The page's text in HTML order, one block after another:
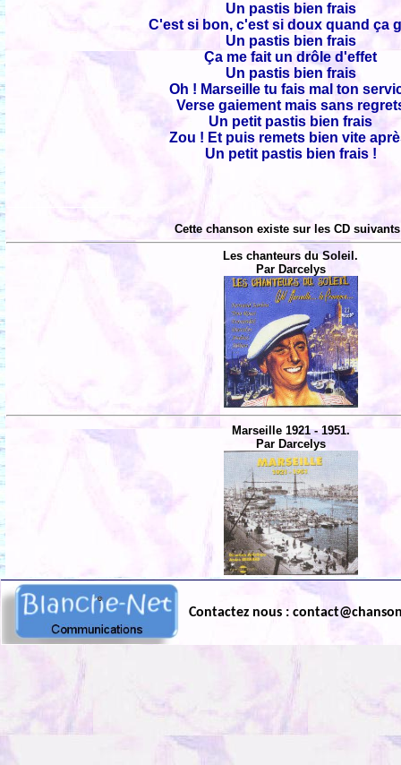
Un pastis bien frais
C'est si bon, c'est si doux quand ça
Un pastis bien frais
Ça me fait un drôle d'effet
Un pastis bien frais
Oh ! Marseille tu fais mal ton
Verse gaiement mais sans
Un petit pastis bien frais
Zou ! Et puis remets bien vite
Un petit pastis bien frais !
Cette chanson existe sur les CD
Les chanteurs du Soleil.
Par Darcelys
Marseille 1921 - 1951.
Par Darcelys
Contactez nous :